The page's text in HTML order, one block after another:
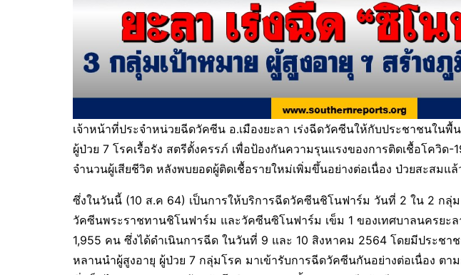
เจ้าหน้าที่ประจำหน่วยฉีดวัคซีน อ.เมืองยะลา เร่งฉีดวัคซีนให้กับประชาชนในพื้
ผู้ป่วย 7 โรคเรื้อรัง สตรีตั้งครรภ์ เพื่อป้องกันความรุนแรงของการติดเชื้อโควิด-
จำนวนผู้เสียชีวิต หลังพบยอดผู้ติดเชื้อรายใหม่เพิ่มขึ้นอย่างต่อเนื่อง ป่วยสะสมแ
ซึ่งในวันนี้ (10 ส.ค 64) เป็นการให้บริการฉีดวัคซีนชิโนฟาร์ม วันที่ 2 ใน 2 กลุ่
วัคซีนพระราชทานชิโนฟาร์ม และวัคซีนซิโนฟาร์ม เข็ม 1 ของเทศบาลนครยะ
1,955 คน ซึ่งได้ดำเนินการฉีด ในวันที่ 9 และ 10 สิงหาคม 2564 โดยมีประชา
หลานนำผู้สูงอายุ ผู้ป่วย 7 กลุ่มโรค มาเข้ารับการฉีดวัคซีนกันอย่างต่อเนื่อง ตา